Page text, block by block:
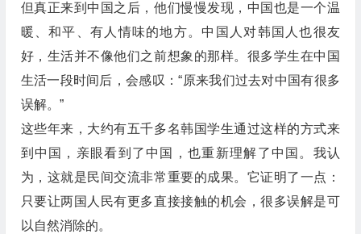
但真正来到中国之后，他们慢慢发现，中国也是一个温
暖、和平、有人情味的地方。中国人对韩国人也很友
好，生活并不像他们之前想象的那样。很多学生在中国
生活一段时间后，会感叹：“原来我们过去对中国有很多
误解。”
这些年来，大约有五千多名韩国学生通过这样的方式来
到中国，亲眼看到了中国，也重新理解了中国。我认
为，这就是民间交流非常重要的成果。它证明了一点：
只要让两国人民有更多直接接触的机会，很多误解是可
以自然消除的。